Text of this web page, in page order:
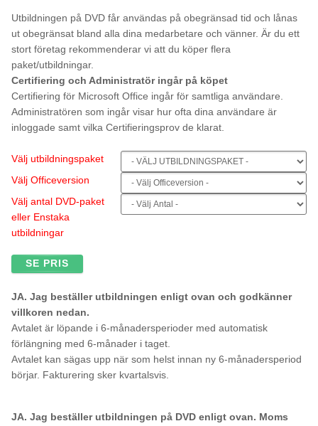
Utbildningen på DVD får användas på obegränsad tid och lånas
ut obegränsat bland alla dina medarbetare och vänner. Är du ett
stort företag rekommenderar vi att du köper flera
paket/utbildningar.
Certifiering och Administratör ingår på köpet
Certifiering för Microsoft Office ingår för samtliga användare.
Administratören som ingår visar hur ofta dina användare är
inloggade samt vilka Certifieringsprov de klarat.
Välj utbildningspaket
Välj Officeversion
Välj antal DVD-paket
eller Enstaka
utbildningar
SE PRIS
JA. Jag beställer utbildningen enligt ovan och godkänner
villkoren nedan.
Avtalet är löpande i 6-månadersperioder med automatisk
förlängning med 6-månader i taget.
Avtalet kan sägas upp när som helst innan ny 6-månadersperiod
börjar. Fakturering sker kvartalsvis.
JA. Jag beställer utbildningen på DVD enligt ovan. Moms